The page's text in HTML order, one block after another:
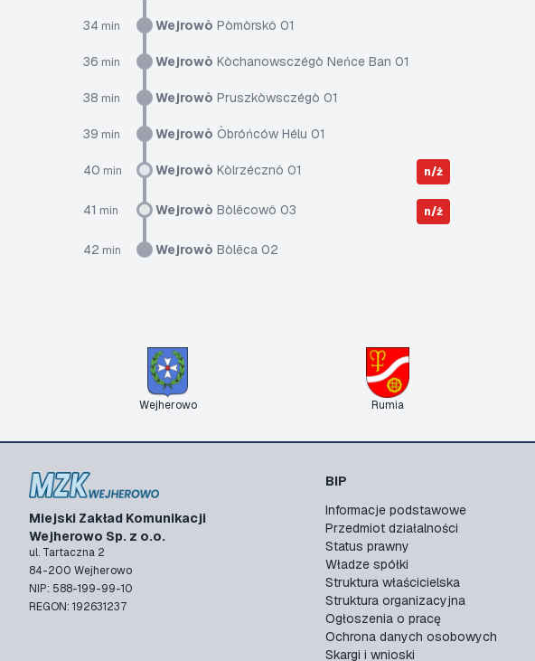
34 min Wejrowò Pòmòrskô 01
36 min Wejrowò Kòchanowsczégò Neńce Ban 01
38 min Wejrowò Pruszkòwsczégò 01
39 min Wejrowò Òbróńców Hélu 01
40 min Wejrowò Kòlrzécznô 01 n/ż
41 min Wejrowò Bòlëcowô 03 n/ż
42 min Wejrowò Bòlëca 02
Wejherowo Rumia
Miejski Zakład Komunikacji
Wejherowo Sp. z o.o.
ul. Tartaczna 2
84-200 Wejherowo
NIP: 588-199-99-10
REGON: 192631237
BIP
Informacje podstawowe
Przedmiot działalności
Status prawny
Władze spółki
Struktura właścicielska
Struktura organizacyjna
Ogłoszenia o pracę
Ochrona danych osobowych
Skargi i wnioski